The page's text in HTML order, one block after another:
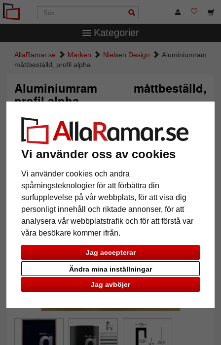
Vi använder oss av cookies
Vi använder cookies och andra
spårningsteknologier för att förbättra din
surfupplevelse på vår webbplats, för att visa dig
personligt innehåll och riktade annonser, för att
analysera vår webbplatstrafik och för att förstå var
våra besökare kommer ifrån.
Jag accepterar
Jag avböjer
Ändra mina inställningar
Kategorier
AllaRamar.se Märken Nielsen Design
Aluminiumram
måttbeställd, profil alpha
Aluminiumram måttbeställd,
profil alpha
Tillbaka